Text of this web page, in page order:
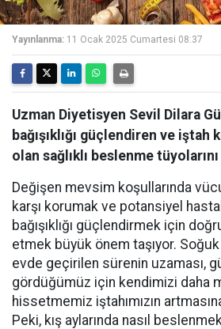
Yayınlanma: 11 Ocak 2025 Cumartesi 08:37
Uzman Diyetisyen Sevil Dilara
bağışıklığı güçlendiren ve iştah
olan sağlıklı beslenme tüyolarını
Değişen mevsim koşullarında
karşı korumak ve potansiyel
bağışıklığı güçlendirmek için
etmek büyük önem taşıyor.
evde geçirilen sürenin uzaması,
gördüğümüz için kendimizi daha
hissetmemiz iştahımızın
Peki, kış aylarında nasıl